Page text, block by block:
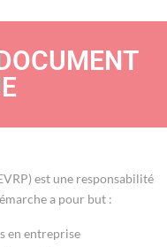
est une responsabilité
a pour but :
en entreprise